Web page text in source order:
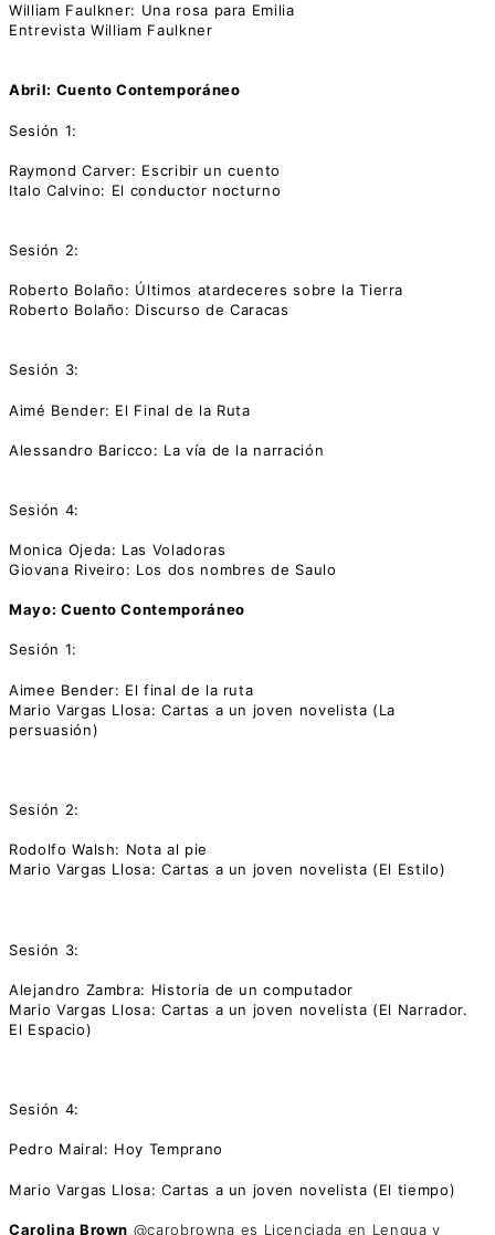
William Faulkner: Una rosa para Emilia
Entrevista William Faulkner
Abril: Cuento Contemporáneo
Sesión 1:
Raymond Carver: Escribir un cuento
Italo Calvino: El conductor nocturno
Sesión 2:
Roberto Bolaño: Últimos atardeceres sobre la Tierra
Roberto Bolaño: Discurso de Caracas
Sesión 3:
Aimé Bender: El Final de la Ruta
Alessandro Baricco: La vía de la narración
Sesión 4:
Monica Ojeda: Las Voladoras
Giovana Riveiro: Los dos nombres de Saulo
Mayo: Cuento Contemporáneo
Sesión 1:
Aimee Bender: El final de la ruta
Mario Vargas Llosa: Cartas a un joven novelista (La
persuasión)
Sesión 2:
Rodolfo Walsh: Nota al pie
Mario Vargas Llosa: Cartas a un joven novelista (El Estilo)
Sesión 3:
Alejandro Zambra: Historia de un computador
Mario Vargas Llosa: Cartas a un joven novelista (El Narrador.
El Espacio)
Sesión 4:
Pedro Mairal: Hoy Temprano
Mario Vargas Llosa: Cartas a un joven novelista (El tiempo)
Carolina Brown @carobrowna es Licenciada en Lengua y